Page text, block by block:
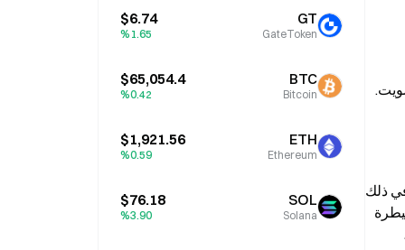
GT
GateToken
$6.74
%1.65
BTC
Bitcoin
$65,054.4
%0.42
ETH
Ethereum
$1,921.56
%0.59
SOL
Solana
$76.18
%3.90